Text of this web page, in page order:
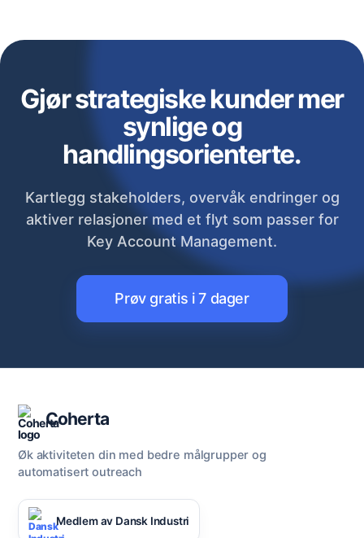
Gjør strategiske kunder mer
synlige og
handlingsorienterte.
Kartlegg stakeholders, overvåk endringer og
aktiver relasjoner med et flyt som passer for
Key Account Management.
Prøv gratis i 7 dager
Coherta
Øk aktiviteten din med bedre målgrupper og
automatisert outreach
Medlem av Dansk Industri